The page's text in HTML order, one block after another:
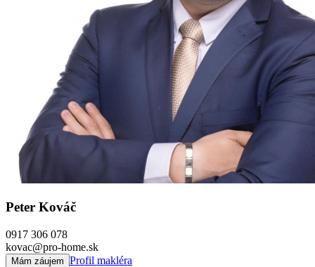
Peter Kováč
0917 306 078
kovac@pro-home.sk
Mám záujem Profil makléra